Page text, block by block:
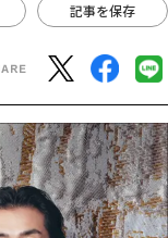
記事を保存